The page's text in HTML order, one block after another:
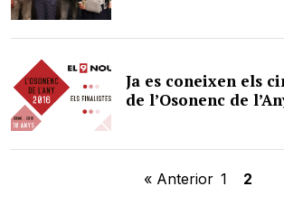
Ja es coneixen els
de l’Osonenc de
« Anterior 1 2